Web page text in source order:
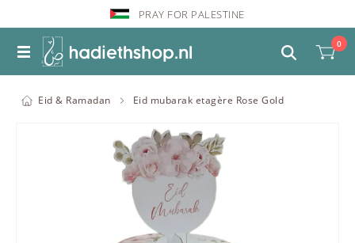
PRAY FOR PALESTINE
0
Eid & Ramadan Eid mubarak etagère Rose Gold